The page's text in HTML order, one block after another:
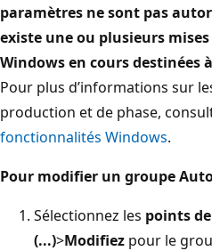
paramètres ne sont pas
existe une ou plusieurs
Windows en cours destinées
Pour plus d’informations sur
production et de phase,
fonctionnalités Windows.
Pour modifier un groupe
Sélectionnez les points
(...)>Modifiez pour le